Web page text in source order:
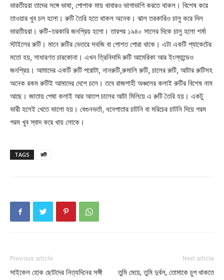
ভারতীয়রা তাদের সঙ্গে ভাষা, পোশাক মায় খাবারও ভাগাভাগি করতে থাকল। বিশেষ করে
তাওয়ার খুব চল হলো। রুটি তৈরি হতে থাকল অনেক। ঝাল তরকারিও চালু করে দিল
ভারতীয়রা। রুটি-তরকারি জনপ্রিয় হলো। তারপর ১৯৪০ সালের দিকে চালু হলো শর্মা
স্টাইলের রুটি। মানে রুটির ভেতরে সবজি বা গোশত পোরা থাকে। এটা একটি প্যাকেটের
মতো হয়, সাধারণত চারকোনা। এখন ত্রিনিদাদি রুটি আমেরিকা আর ইংল্যান্ডেও
জনপ্রিয়। আমাদের একটি রুটি পরোটা, নানরুটি,রুমালি রুটি, চালের রুটি, আটার রুটিসহ
অনেক রকম রুটিই আমাদের দেশে চলে। তবে রাজশাহী অঞ্চলের কলাই রুটির বিশেষ নাম
আছে। জাতায় পেষা কলাই আর আতপ চালের আটা মিলিয়ে এ রুটি তৈরি হয়। একটু
ভারী হলেই খেতে ভালো হয়। বেগুনভর্তা, ধনেপাতার চাটনি বা মরিচের চাটনি দিয়ে গরম
গরম খুব স্বাদ করে খায় লোকে।
TAGS রুটি
Previous article
সাইকেল হোক ছোটদের নিত্যদিনের সঙ্গী
Next article
তুমি মেয়ে, তুমি দুর্বল, তোমাকে চুপ থাকতে